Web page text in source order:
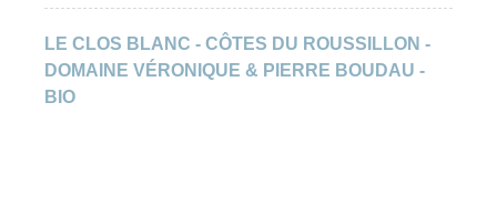
LE CLOS BLANC - CÔTES DU ROUSSILLON -
DOMAINE VÉRONIQUE & PIERRE BOUDAU -
BIO